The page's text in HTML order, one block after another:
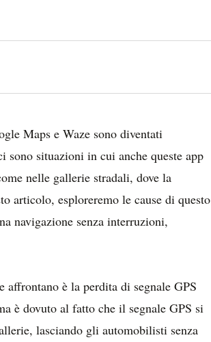
Maps e Waze sono diventati
sono situazioni in cui anche queste app
nelle gallerie stradali, dove la
articolo, esploreremo le cause di questo
navigazione senza interruzioni,
è la perdita di segnale GPS
è dovuto al fatto che il segnale GPS si
lasciando gli automobilisti senza